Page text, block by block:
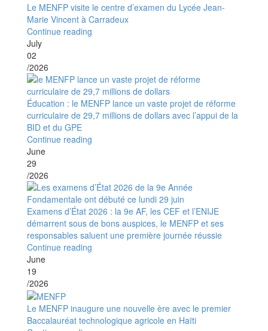
Le MENFP visite le centre d’examen du Lycée Jean-
Marie Vincent à Carradeux
Continue reading
July
02
/2026
Éducation : le MENFP lance un vaste projet de réforme
curriculaire de 29,7 millions de dollars avec l’appui de la
BID et du GPE
Continue reading
June
29
/2026
Examens d’État 2026 : la 9e AF, les CEF et l’ENIJE
démarrent sous de bons auspices, le MENFP et ses
responsables saluent une première journée réussie
Continue reading
June
19
/2026
Le MENFP inaugure une nouvelle ère avec le premier
Baccalauréat technologique agricole en Haïti